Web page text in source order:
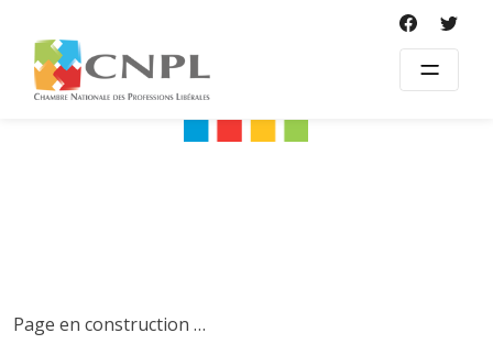
content
Page en construction …